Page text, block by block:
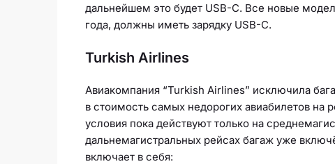
дальнейшем это будет USB-C. Все новые
года, должны иметь зарядку USB-C.
Turkish Airlines
Авиакомпания “Turkish Airlines” исключила
в стоимость самых недорогих авиабилетов на
условия пока действуют только на
дальнемагистральных рейсах багаж уже
включает в себя: